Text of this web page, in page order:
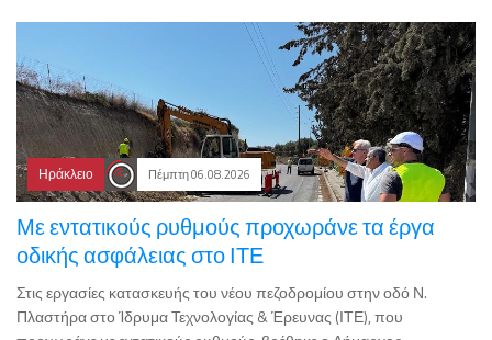
Ηράκλειο Πέμπτη 06.08.2026
Με εντατικούς ρυθμούς προχωράνε τα έργα
οδικής ασφάλειας στο ΙΤΕ
Στις εργασίες κατασκευής του νέου πεζοδρομίου στην οδό Ν.
Πλαστήρα στο Ίδρυμα Τεχνολογίας & Έρευνας (ΙΤΕ), που